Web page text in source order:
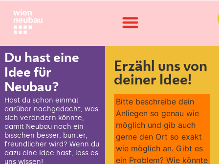
Du hast eine
Idee für
Neubau?
Hast du schon einmal
darüber nachgedacht, was
sich verändern könnte,
damit Neubau noch ein
bisschen besser, bunter,
freundlicher wird? Wenn du
dazu eine Idee hast, lass es
uns wissen!
Erzähl uns von
deiner Idee!
Bitte beschreibe dein
Anliegen so genau wie
möglich und gib auch
gerne den Ort so exakt
wie möglich an. Gibt es
ein Problem? Wie könnte